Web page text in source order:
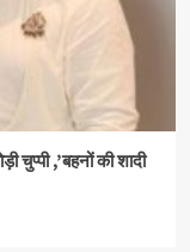
चुप्पी ,’बहनों की शादी